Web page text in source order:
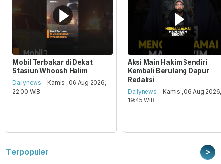
Mobil Terbakar di Dekat
Stasiun Whoosh Halim
Dailynews - Kamis , 06 Aug 2026,
22:00 WIB
Aksi Main Hakim Sendiri
Kembali Berulang Dapur
Redaksi
Dailynews - Kamis , 06 Aug 2026,
19:45 WIB
Terpopuler >